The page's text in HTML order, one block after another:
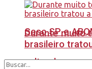
Sesc SP e
cultural e
Durante muito
brasileiro